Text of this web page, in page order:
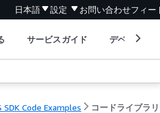
日本語 設定 お問い合わせフィー
サービスガイド デベロッパ
SDK Code Examples コードライブラリ